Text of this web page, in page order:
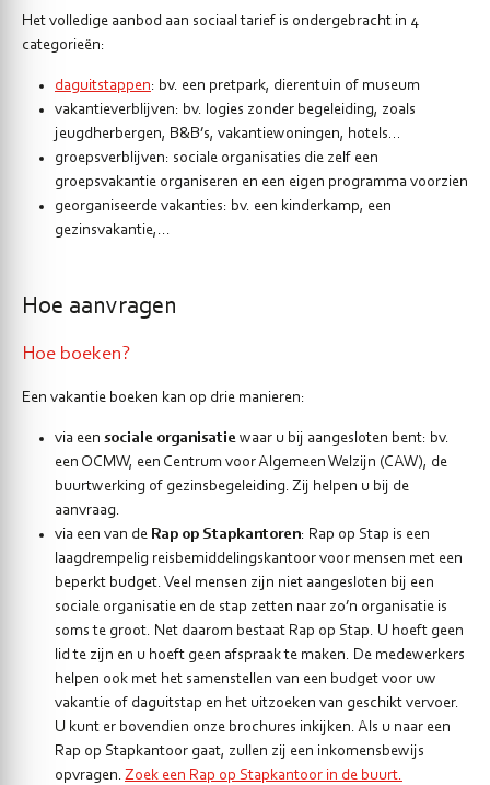
Het volledige aanbod aan sociaal tarief is ondergebracht in 4
categorieën:
daguitstappen: bv. een pretpark, dierentuin of museum
vakantieverblijven: bv. logies zonder begeleiding, zoals
jeugdherbergen, B&B’s, vakantiewoningen, hotels…
groepsverblijven: sociale organisaties die zelf een
groepsvakantie organiseren en een eigen programma voorzien
georganiseerde vakanties: bv. een kinderkamp, een
gezinsvakantie,...
Hoe aanvragen
Hoe boeken?
Een vakantie boeken kan op drie manieren:
via een sociale organisatie waar u bij aangesloten bent: bv.
een OCMW, een Centrum voor Algemeen Welzijn (CAW), de
buurtwerking of gezinsbegeleiding. Zij helpen u bij de
aanvraag.
via een van de Rap op Stapkantoren: Rap op Stap is een
laagdrempelig reisbemiddelingskantoor voor mensen met een
beperkt budget. Veel mensen zijn niet aangesloten bij een
sociale organisatie en de stap zetten naar zo’n organisatie is
soms te groot. Net daarom bestaat Rap op Stap. U hoeft geen
lid te zijn en u hoeft geen afspraak te maken. De medewerkers
helpen ook met het samenstellen van een budget voor uw
vakantie of daguitstap en het uitzoeken van geschikt vervoer.
U kunt er bovendien onze brochures inkijken. Als u naar een
Rap op Stapkantoor gaat, zullen zij een inkomensbewijs
opvragen. Zoek een Rap op Stapkantoor in de buurt.